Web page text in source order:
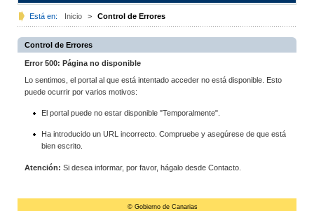
Está en: Inicio > Control de Errores
Control de Errores
Error 500: Página no disponible
Lo sentimos, el portal al que está intentado acceder no está disponible. Esto
puede ocurrir por varios motivos:
El portal puede no estar disponible "Temporalmente".
Ha introducido un URL incorrecto. Compruebe y asegúrese de que está
bien escrito.
Atención: Si desea informar, por favor, hágalo desde Contacto.
© Gobierno de Canarias